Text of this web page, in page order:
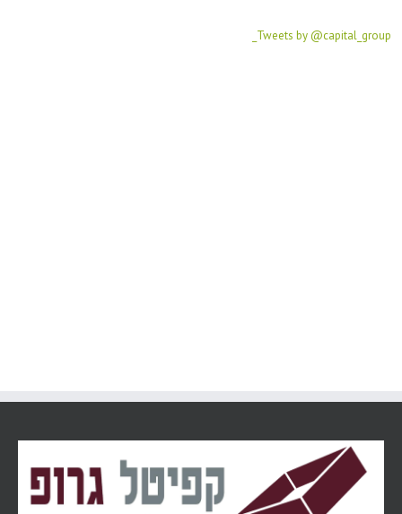
Tweets by @capital_group_